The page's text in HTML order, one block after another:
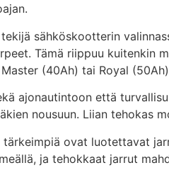
sähköskootterin
Tämä riippuu kuitenkin
(40Ah) tai Royal
ajonautintoon että
nousuun. Liian tehokas
tärkeimpiä ovat luotettavat
ja tehokkaat jarrut